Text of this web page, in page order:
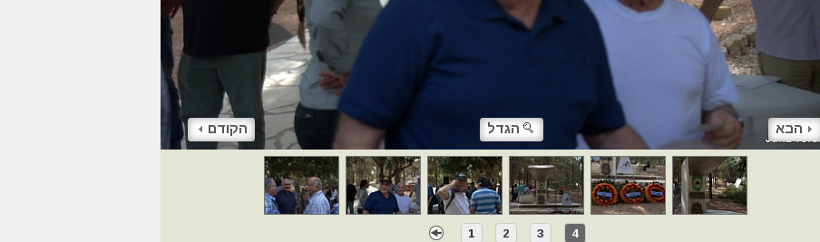
הקודם הגדל הבא
1 2 3 4